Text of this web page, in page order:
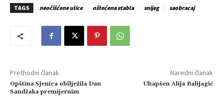
TAGS neočišćene ulice oštećena stabla snijeg saobracaj
Prethodni članak
Opština Sjenica obilježila Dan
Sandžaka premijernim
Naredni članak
Uhapšen Alija Balijagić